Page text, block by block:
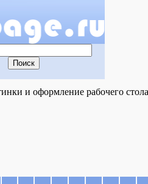
и оформление рабочего